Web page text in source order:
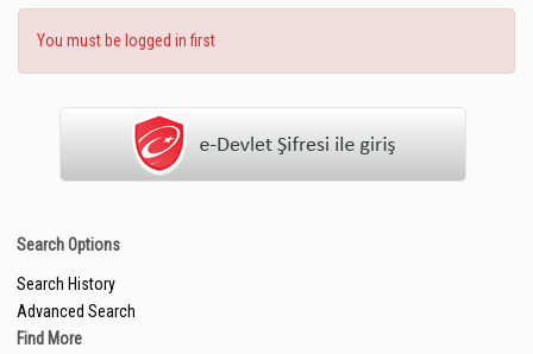
You must be logged in first
Search Options
Search History
Advanced Search
Find More